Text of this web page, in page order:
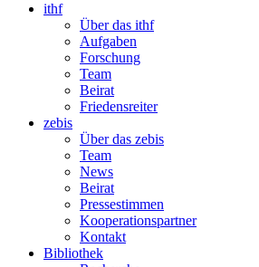
ithf
Über das ithf
Aufgaben
Forschung
Team
Beirat
Friedensreiter
zebis
Über das zebis
Team
News
Beirat
Pressestimmen
Kooperationspartner
Kontakt
Bibliothek